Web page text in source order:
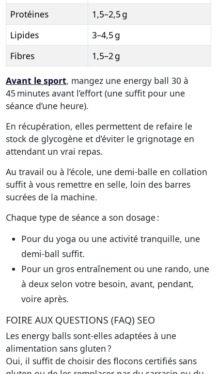
Protéines
1,5–2,5 g
Lipides
3–4,5 g
Fibres
1,5–2 g
Avant le sport, mangez une energy ball 30 à
45 minutes avant l’effort (une suffit pour une
séance d’une heure).
En récupération, elles permettent de refaire le
stock de glycogène et d’éviter le grignotage en
attendant un vrai repas.
Au travail ou à l’école, une demi-balle en collation
suffit à vous remettre en selle, loin des barres
sucrées de la machine.
Chaque type de séance a son dosage :
Pour du yoga ou une activité tranquille, une
demi-ball suffit.
Pour un gros entraînement ou une rando, une
à deux selon votre besoin, avant, pendant,
voire après.
FOIRE AUX QUESTIONS (FAQ) SEO
Les energy balls sont-elles adaptées à une
alimentation sans gluten ?
Oui, il suffit de choisir des flocons certifiés sans